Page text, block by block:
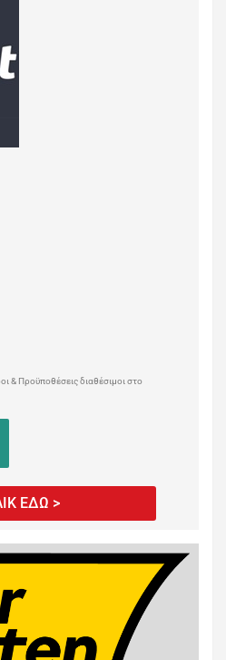
& Προϋποθέσεις διαθέσιμοι στο
ΕΔΩ >